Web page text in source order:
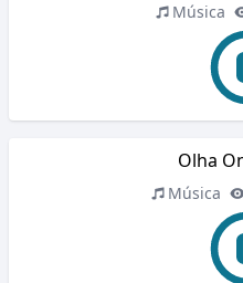
Música
Olha
Música